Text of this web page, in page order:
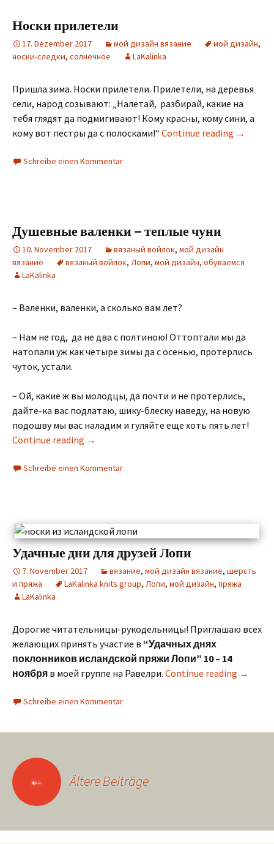
Носки прилетели
17. Dezember 2017 мой дизайн вязание мой дизайн,
носки-следки, солнечное LaKalinka
Пришла зима. Носки прилетели. Прилетели, на деревья
сели, народ созывают: „Налетай, разбирай, какие на
тебя глядят да подмигивают! Кому красны, кому сини, а
кому вот пестры да с полосками!“ Continue reading →
Schreibe einen Kommentar
Душевные валенки – теплые чуни
10. November 2017 вязаный войлок, мой дизайн
вязание
вязаный войлок, Лопи, мой дизайн, обуваемся
LaKalinka
– Валенки, валенки, а сколько вам лет?
– Нам не год, да не два с полтиною! Оттоптали мы да
натопали уж как четыре зимы да с осенью, протерлись
чуток, устали.
– Ой, какие ж вы молодцы, да почти и не протерлись,
дайте-ка вас подлатаю, шику-блеску наведу, на новую
подошву мы вас наладим и гуляйте еще хоть пять лет!
Continue reading →
Schreibe einen Kommentar
Удачные дни для друзей Лопи
7. November 2017 вязание, мой дизайн вязание, шерсть
и пряжа
LaKalinka knits group, Лопи, мой дизайн, пряжа
LaKalinka
Дорогие читательницы-рукодельницы! Приглашаю всех
желающих принять участие в “Удачных днях
поклонников исландской пряжи Лопи” 10 – 14
ноября в моей группе на Равелри. Continue reading →
Schreibe einen Kommentar
Beitragsnavigation
← Ältere Beiträge